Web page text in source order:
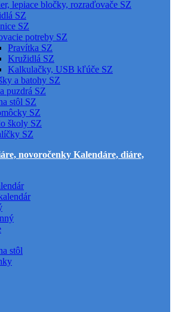
lepiace bločky, rozraďovače SZ
SZ
SZ
potreby SZ
Pravítka SZ
Kružidlá SZ
Kalkulačky, USB kľúče SZ
a batohy SZ
puzdrá SZ
stôl SZ
SZ
školy SZ
SZ
Kalendáre, diáre,
stôl